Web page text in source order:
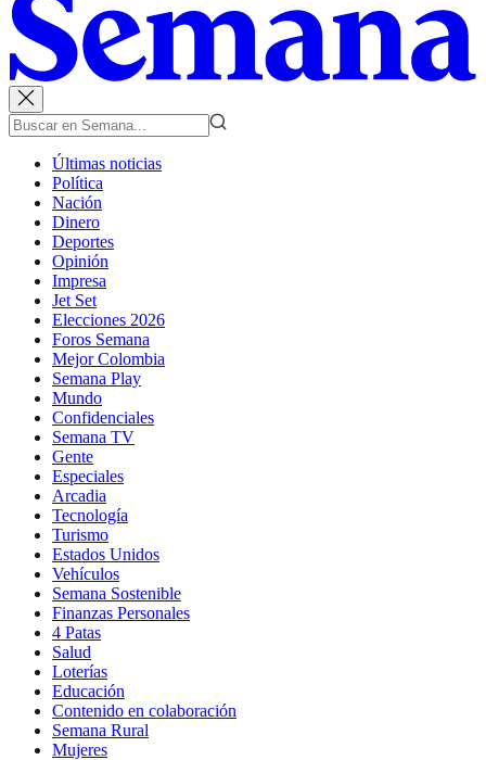
Últimas noticias
Política
Nación
Dinero
Deportes
Opinión
Impresa
Jet Set
Elecciones 2026
Foros Semana
Mejor Colombia
Semana Play
Mundo
Confidenciales
Semana TV
Gente
Especiales
Arcadia
Tecnología
Turismo
Estados Unidos
Vehículos
Semana Sostenible
Finanzas Personales
4 Patas
Salud
Loterías
Educación
Contenido en colaboración
Semana Rural
Mujeres